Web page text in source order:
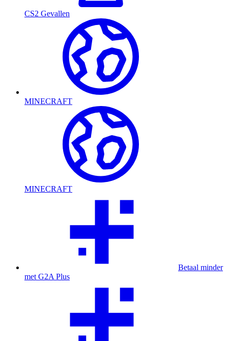
CS2 Gevallen
MINECRAFT
MINECRAFT
Betaal minder
met G2A Plus